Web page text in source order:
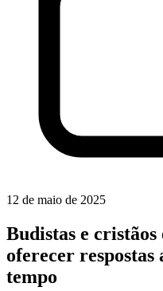
12 de maio de 2025
Budistas e
oferecer respostas
tempo